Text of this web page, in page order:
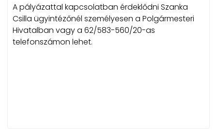
A pályázattal kapcsolatban érdeklődni Szanka
Csilla ügyintézőnél személyesen a Polgármesteri
Hivatalban vagy a 62/583-560/20-as
telefonszámon lehet.